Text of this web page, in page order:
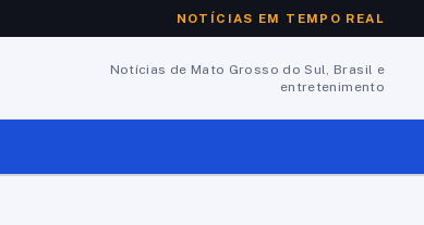
NOTÍCIAS EM TEMPO REAL
Notícias de Mato Grosso do Sul, Brasil e
entretenimento